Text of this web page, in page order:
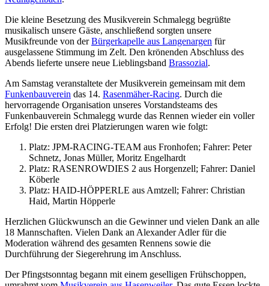
Die kleine Besetzung des Musikverein Schmalegg begrüßte
musikalisch unsere Gäste, anschließend sorgten unsere
Musikfreunde von derBürgerkapelle aus Langenargen für
ausgelassene Stimmung im Zelt. Den krönenden Abschluss des
Abends lieferte unsere neue Lieblingsband Brassozial.
Am Samstag veranstaltete der Musikverein gemeinsam mit dem
Funkenbauverein das 14. Rasenmäher-Racing. Durch die
hervorragende Organisation unseres Vorstandsteams des
Funkenbauverein Schmalegg wurde das Rennen wieder ein voller
Erfolg! Die ersten drei Platzierungen waren wie folgt:
Platz: JPM-RACING-TEAM aus Fronhofen; Fahrer: Peter
Schnetz, Jonas Müller, Moritz Engelhardt
Platz: RASENROWDIES 2 aus Horgenzell; Fahrer: Daniel
Köberle
Platz: HAID-HÖPPERLE aus Amtzell; Fahrer: Christian
Haid, Martin Höpperle
Herzlichen Glückwunsch an die Gewinner und vielen Dank an alle
18 Mannschaften. Vielen Dank an Alexander Adler für die
Moderation während des gesamten Rennens sowie die
Durchführung der Siegerehrung im Anschluss.
Der Pfingstsonntag begann mit einem geselligen Frühschoppen,